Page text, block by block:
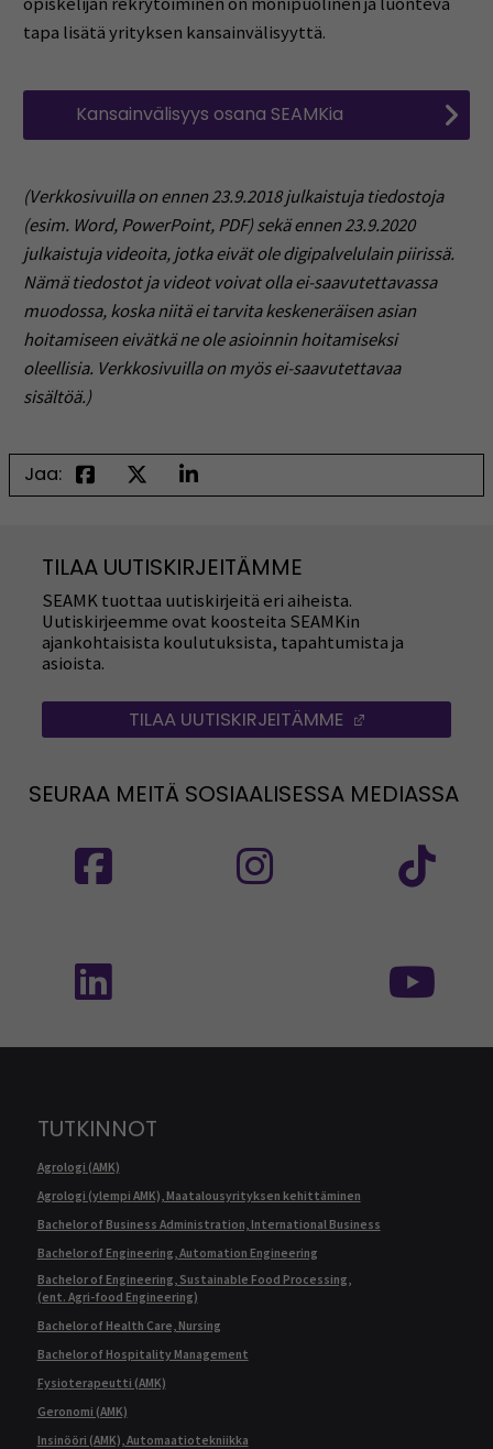
tapa lisätä yrityksen kansainvälisyyttä.
Kansainvälisyys osana SEAMKia
(Verkkosivuilla on ennen 23.9.2018 julkaistuja tiedostoja
(esim. Word, PowerPoint, PDF) sekä ennen 23.9.2020
julkaistuja videoita, jotka eivät ole digipalvelulain piirissä.
Nämä tiedostot ja videot voivat olla ei-saavutettavassa
muodossa, koska niitä ei tarvita keskeneräisen asian
hoitamiseen eivätkä ne ole asioinnin hoitamiseksi
oleellisia. Verkkosivuilla on myös ei-saavutettavaa
sisältöä.)
Jaa:
TILAA UUTISKIRJEITÄMME
SEAMK tuottaa uutiskirjeitä eri aiheista.
Uutiskirjeemme ovat koosteita SEAMKin
ajankohtaisista koulutuksista, tapahtumista ja
asioista.
TILAA UUTISKIRJEITÄMME
SEURAA MEITÄ SOSIAALISESSA MEDIASSA
TUTKINNOT
Agrologi (AMK)
Agrologi (ylempi AMK), Maatalousyrityksen kehittäminen
Bachelor of Business Administration, International Business
Bachelor of Engineering, Automation Engineering
Bachelor of Engineering, Sustainable Food Processing,
(ent. Agri-food Engineering)
Bachelor of Health Care, Nursing
Bachelor of Hospitality Management
Fysioterapeutti (AMK)
Geronomi (AMK)
Insinööri (AMK), Automaatiotekniikka